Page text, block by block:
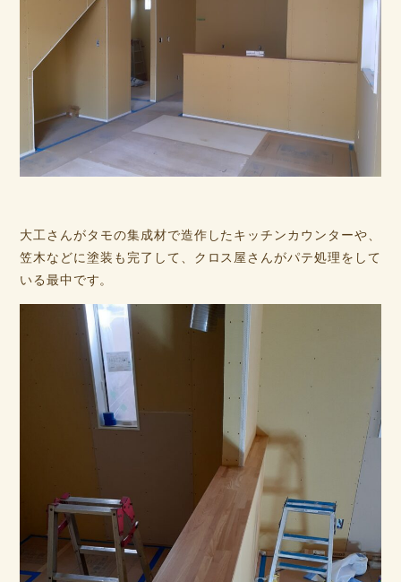
大工さんがタモの集成材で造作したキッチンカウンターや、
笠木などに塗装も完了して、クロス屋さんがパテ処理をして
いる最中です。